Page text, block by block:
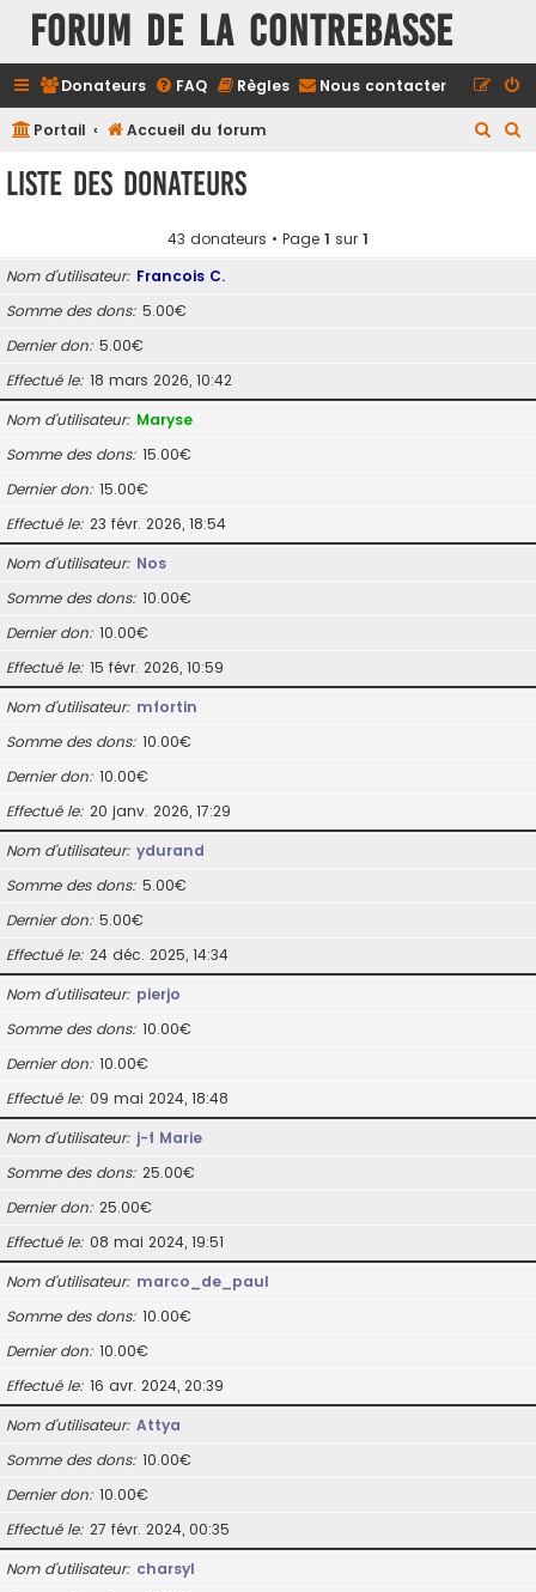
FORUM DE LA CONTREBASSE
Donateurs FAQ Règles Nous contacter
Portail Accueil du forum
Liste des donateurs
43 donateurs • Page 1 sur 1
Nom d’utilisateur Francois C.
Somme des dons 5.00€
Dernier don 5.00€
Effectué le 18 mars 2026, 10:42
Nom d’utilisateur Maryse
Somme des dons 15.00€
Dernier don 15.00€
Effectué le 23 févr. 2026, 18:54
Nom d’utilisateur Nos
Somme des dons 10.00€
Dernier don 10.00€
Effectué le 15 févr. 2026, 10:59
Nom d’utilisateur mfortin
Somme des dons 10.00€
Dernier don 10.00€
Effectué le 20 janv. 2026, 17:29
Nom d’utilisateur ydurand
Somme des dons 5.00€
Dernier don 5.00€
Effectué le 24 déc. 2025, 14:34
Nom d’utilisateur pierjo
Somme des dons 10.00€
Dernier don 10.00€
Effectué le 09 mai 2024, 18:48
Nom d’utilisateur j-f Marie
Somme des dons 25.00€
Dernier don 25.00€
Effectué le 08 mai 2024, 19:51
Nom d’utilisateur marco_de_paul
Somme des dons 10.00€
Dernier don 10.00€
Effectué le 16 avr. 2024, 20:39
Nom d’utilisateur Attya
Somme des dons 10.00€
Dernier don 10.00€
Effectué le 27 févr. 2024, 00:35
Nom d’utilisateur charsyl